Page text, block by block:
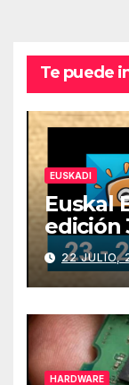
Te puede
EUSKADI
Euskal
edición
julio
22 JULIO,
HARDWARE